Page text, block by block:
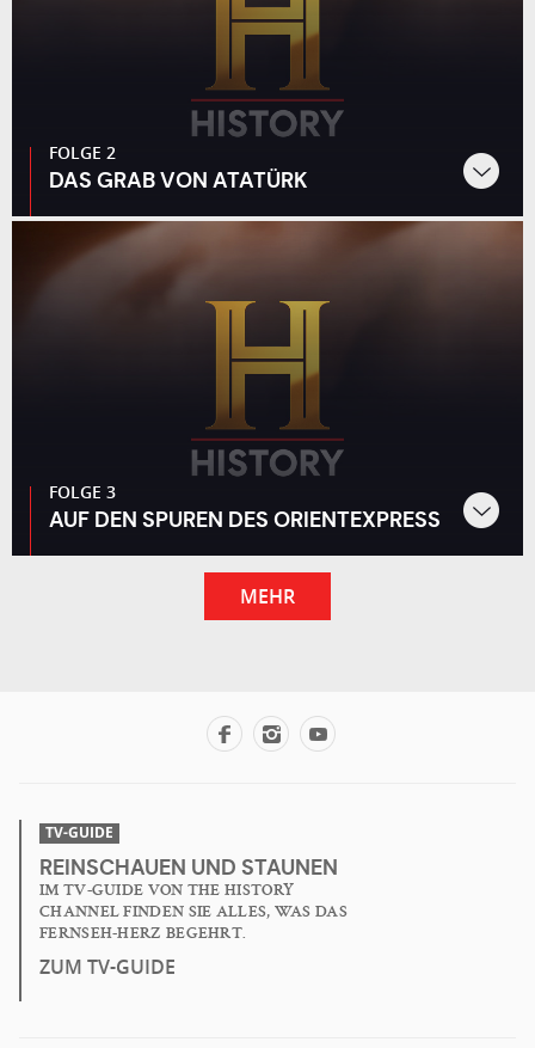
FOLGE 2
DAS GRAB VON ATATÜRK
FOLGE 3
AUF DEN SPUREN DES ORIENTEXPRESS
MEHR
TV-GUIDE
REINSCHAUEN UND STAUNEN
IM TV-GUIDE VON THE HISTORY
CHANNEL FINDEN SIE ALLES, WAS DAS
FERNSEH-HERZ BEGEHRT.
ZUM TV-GUIDE